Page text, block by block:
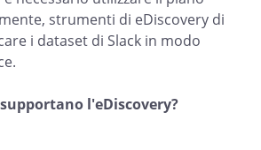
strumenti di eDiscovery di
i dataset di Slack in modo
l'eDiscovery?